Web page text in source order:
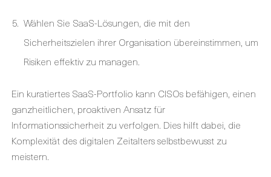
Wählen Sie SaaS-Lösungen, die mit den
Sicherheitszielen ihrer Organisation übereinstimmen, um
Risiken effektiv zu managen.
Ein kuratiertes SaaS-Portfolio kann CISOs befähigen, einen
ganzheitlichen, proaktiven Ansatz für
Informationssicherheit zu verfolgen. Dies hilft dabei, die
Komplexität des digitalen Zeitalters selbstbewusst zu
meistern.